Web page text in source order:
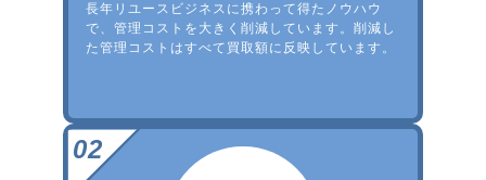
長年リユースビジネスに携わって得たノウハウ
で、管理コストを大きく削減しています。削減し
た管理コストはすべて買取額に反映しています。